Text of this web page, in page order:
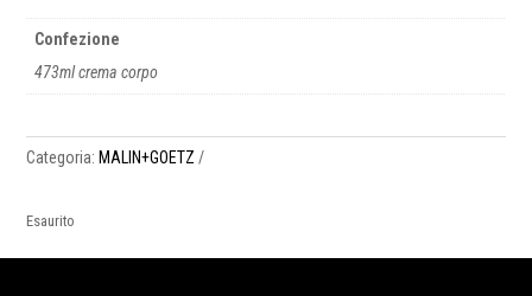
Confezione
473ml crema corpo
Categoria: MALIN+GOETZ
Esaurito